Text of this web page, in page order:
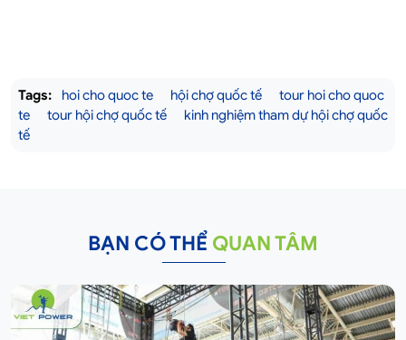
Tags: hoi cho quoc te hội chợ quốc tế
tour hoi cho quoc
te
tour hội chợ quốc tế
kinh nghiệm tham dự hội chợ quốc
tế
BẠN CÓ THỂ QUAN TÂM